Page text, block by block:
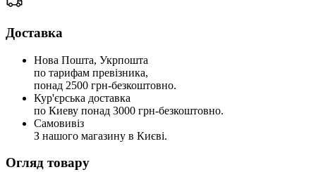
Доставка
Нова Пошта, Укрпошта
по тарифам превізника,
понад 2500 грн-безкоштовно.
Кур'єрська доставка
по Киеву понад 3000 грн-безкоштовно.
Самовивіз
З нашого магазину в Києві.
Огляд товару